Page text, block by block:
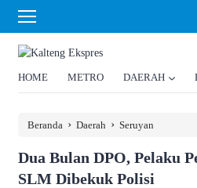
HOME METRO DAERAH
Beranda › Daerah › Seruyan
Dua Bulan DPO, Pelaku
SLM Dibekuk Polisi